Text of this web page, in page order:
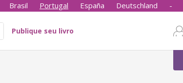
Brasil Portugal España Deutschland -
Publique seu livro